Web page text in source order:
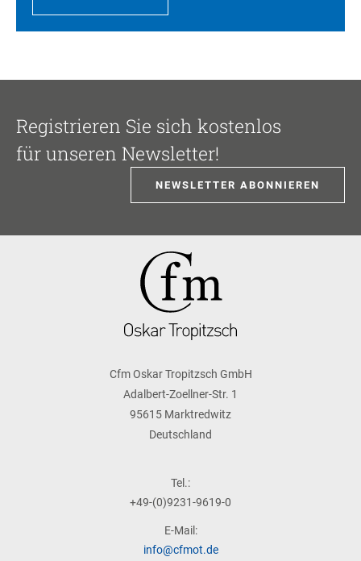
Registrieren Sie sich kostenlos
für unseren Newsletter!
NEWSLETTER ABONNIEREN
Cfm Oskar Tropitzsch GmbH
Adalbert-Zoellner-Str. 1
95615 Marktredwitz
Deutschland
Tel.:
+49-(0)9231-9619-0
E-Mail:
info@cfmot.de